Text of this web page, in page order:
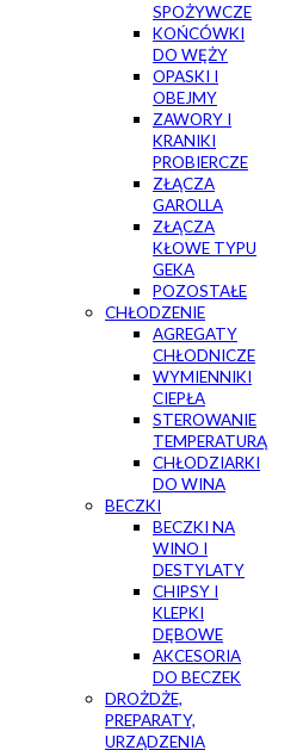
SPOŻYWCZE
KOŃCÓWKI
DO WĘŻY
OPASKI I
OBEJMY
ZAWORY I
KRANIKI
PROBIERCZE
ZŁĄCZA
GAROLLA
ZŁĄCZA
KŁOWE TYPU
GEKA
POZOSTAŁE
CHŁODZENIE
AGREGATY
CHŁODNICZE
WYMIENNIKI
CIEPŁA
STEROWANIE
TEMPERATURĄ
CHŁODZIARKI
DO WINA
BECZKI
BECZKI NA
WINO I
DESTYLATY
CHIPSY I
KLEPKI
DĘBOWE
AKCESORIA
DO BECZEK
DROŻDŻE,
PREPARATY,
URZĄDZENIA